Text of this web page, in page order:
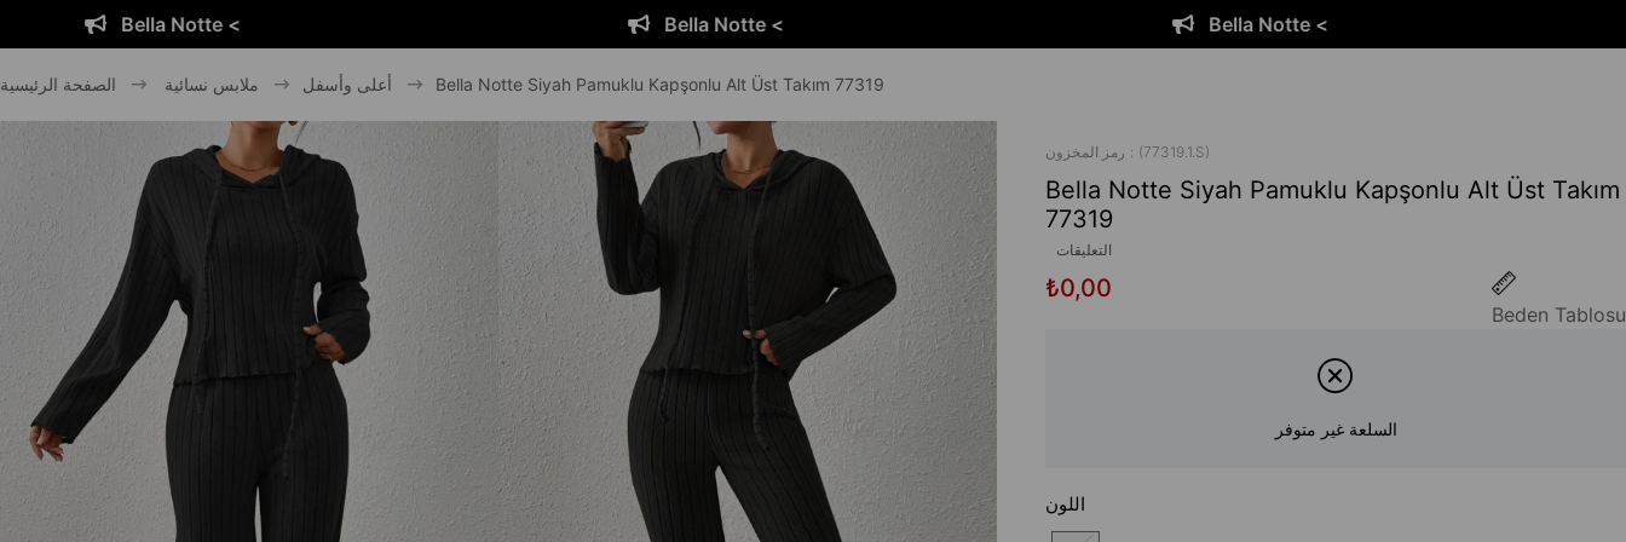
الصفحة الرئيسية ملابس نسائية أعلى وأسفل Bella Notte Siyah Pamuklu Kapşonlu Alt Üst Takım 77319
رمز المخزون (77319.1.S)
Bella Notte Siyah Pamuklu Kapşonlu Alt Üst Takım
77319
التعليقات
₺0,00
Beden Tablosu
السلعة غير متوفر
اللون